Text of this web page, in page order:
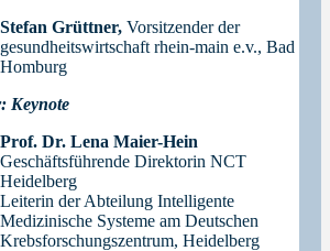
Stefan Grüttner, Vorsitzender der
gesundheitswirtschaft rhein-main e.v., Bad
Homburg
Keynote
Prof. Dr. Lena Maier-Hein
Geschäftsführende Direktorin NCT
Heidelberg
Leiterin der Abteilung Intelligente
Medizinische Systeme am Deutschen
Krebsforschungszentrum, Heidelberg